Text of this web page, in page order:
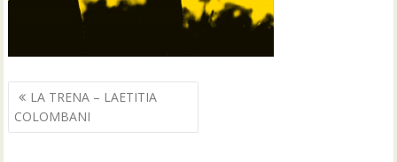
Navegació
d'entrades
LA TRENA – LAETITIA
COLOMBANI